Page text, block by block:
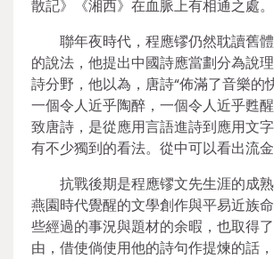
散記》《湘西》在血脈上有相通之處
聯年夜時代，程應镠仍然耽讀舊
的說法，他提出中國詩應當劃分為說
詩分野，他以為，唐詩“佈滿了音樂的
一個令人近乎陶醉，一個令人近乎甦
致唐詩，是從應用言語進詩到應用文
有不少獨到的看法。從中可以看出流
抗戰後期是程應镠文先生涯的成
燕園時代覺醒的文學創作與平易近族
些經過的事況與題材的余暇，也取得
由，借使倘使用他的詩句作提煉的話